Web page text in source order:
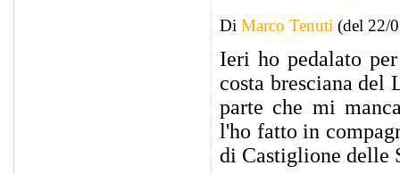
Di Marco Tenuti (del 22/
Ieri ho pedalato
costa bresciana del
parte che mi
l'ho fatto in
di Castiglione delle